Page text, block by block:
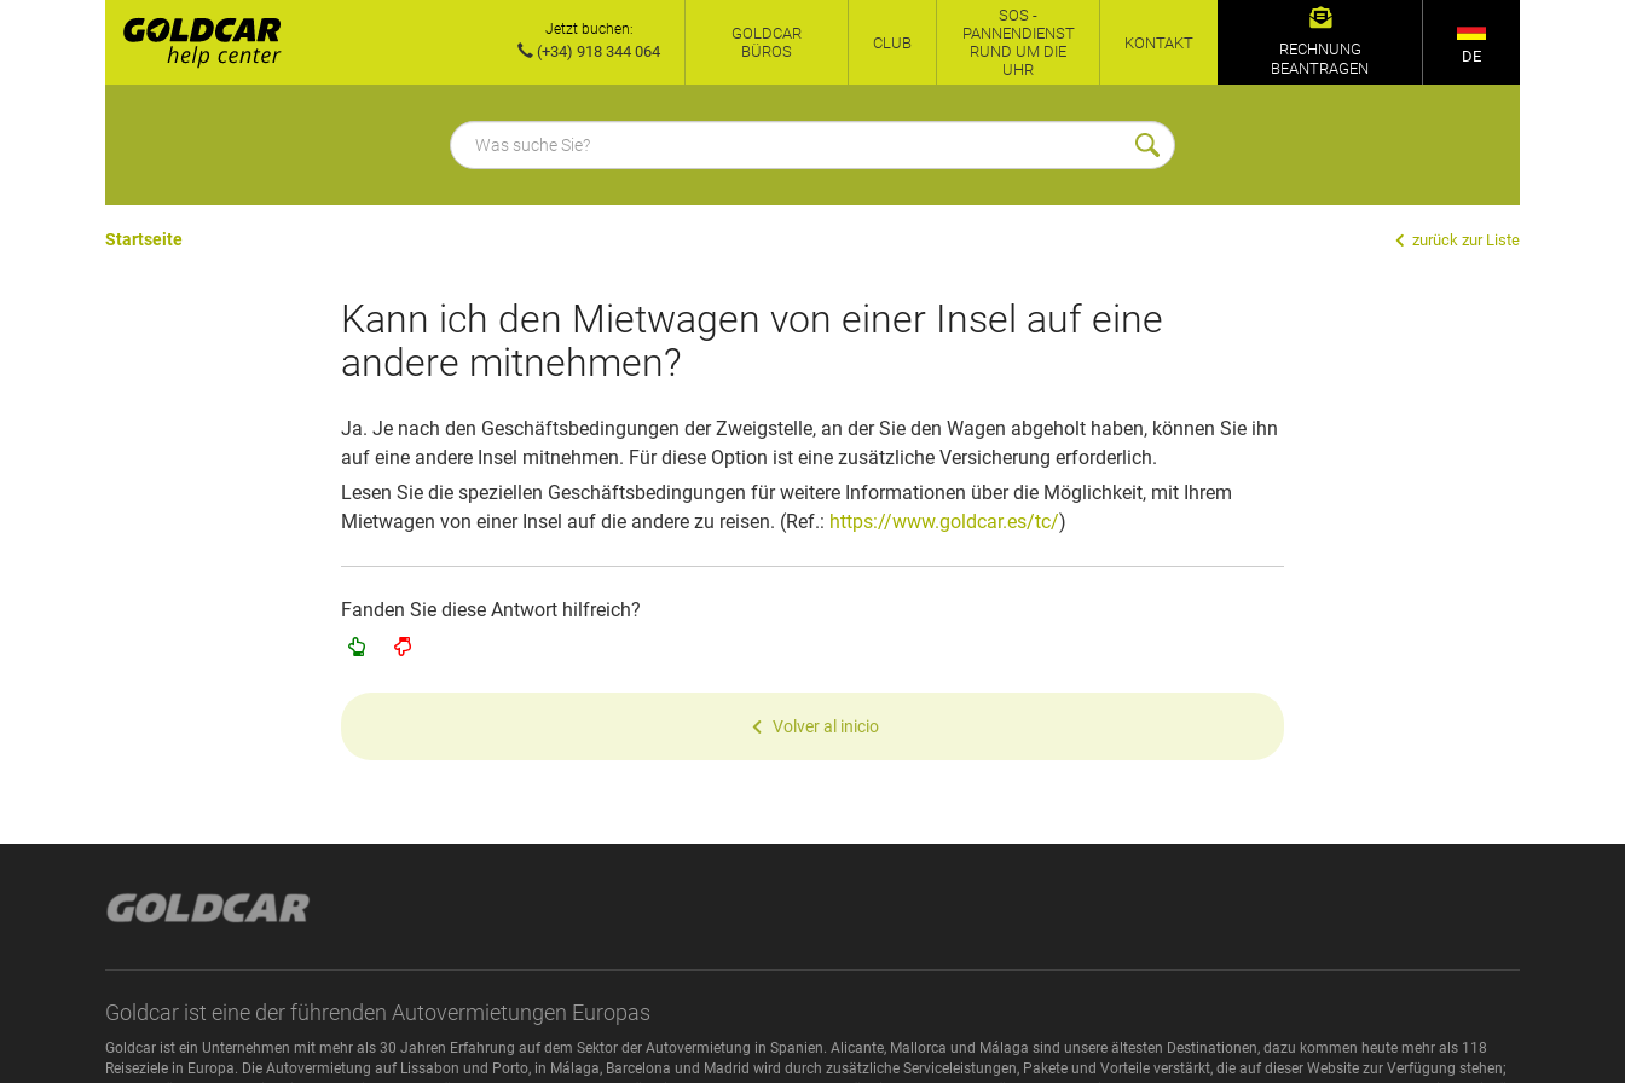
Jetzt buchen:
(+34) 918 344 064
GOLDCAR
BÜROS
CLUB
SOS -
PANNENDIENST
RUND UM DIE
UHR
KONTAKT
RECHNUNG
BEANTRAGEN
DE
Startseite zurück zur Liste
Kann ich den Mietwagen von einer Insel auf eine
andere mitnehmen?
Ja. Je nach den Geschäftsbedingungen der Zweigstelle, an der Sie den Wagen abgeholt haben, können Sie ihn
auf eine andere Insel mitnehmen. Für diese Option ist eine zusätzliche Versicherung erforderlich.
Lesen Sie die speziellen Geschäftsbedingungen für weitere Informationen über die Möglichkeit, mit Ihrem
Mietwagen von einer Insel auf die andere zu reisen. (Ref.: https://www.goldcar.es/tc/)
Fanden Sie diese Antwort hilfreich?
Volver al inicio
Goldcar ist eine der führenden Autovermietungen Europas
Goldcar ist ein Unternehmen mit mehr als 30 Jahren Erfahrung auf dem Sektor der Autovermietung in Spanien. Alicante, Mallorca und Málaga sind unsere ältesten Destinationen, dazu kommen heute mehr als 118
Reiseziele in Europa. Die Autovermietung auf Lissabon und Porto, in Málaga, Barcelona und Madrid wird durch zusätzliche Serviceleistungen, Pakete und Vorteile verstärkt, die auf dieser Website zur Verfügung stehen;